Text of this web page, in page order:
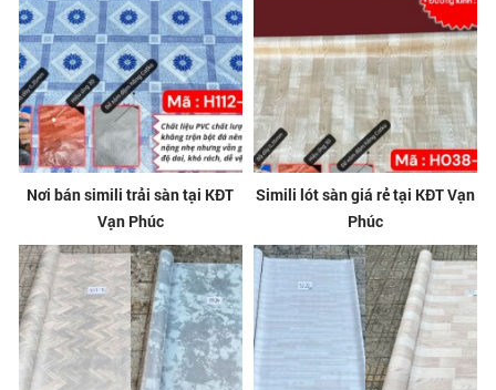
Nơi bán simili trải sàn tại KĐT
Vạn Phúc
Simili lót sàn giá rẻ tại KĐT Vạn
Phúc